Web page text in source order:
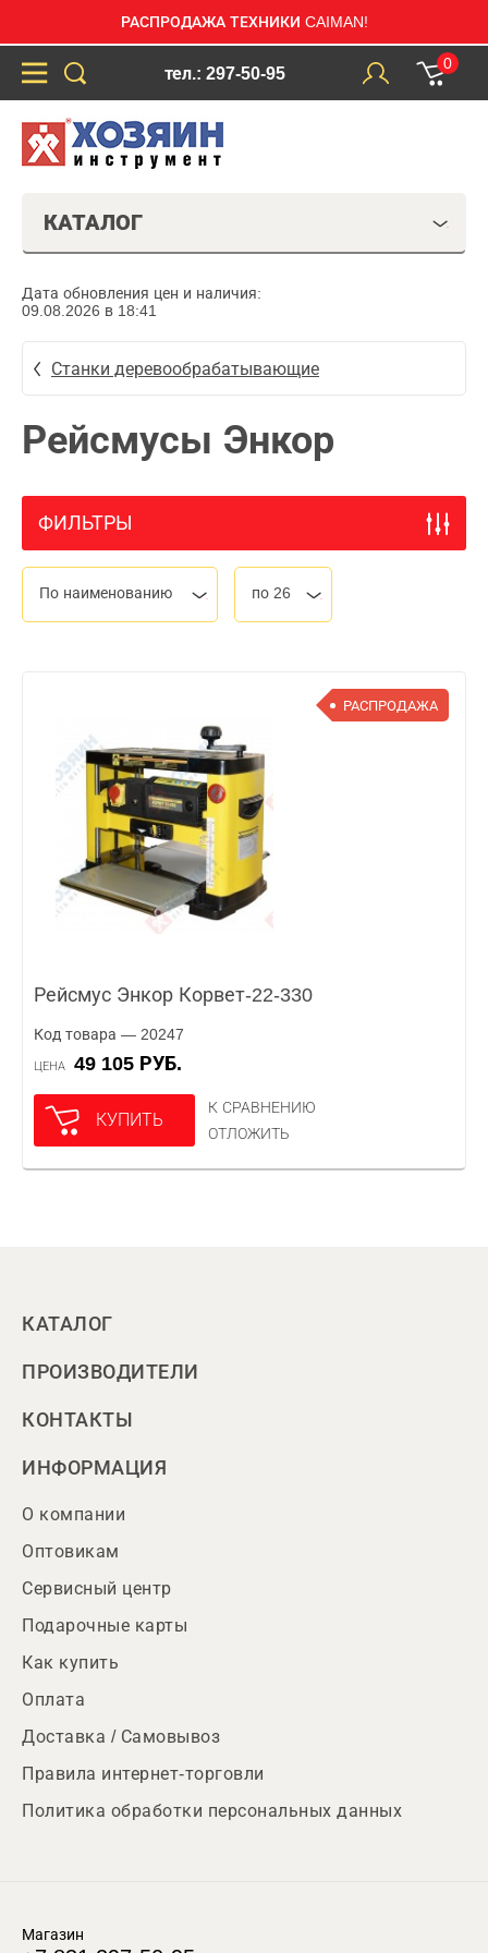
РАСПРОДАЖА ТЕХНИКИ CAIMAN!
тел.: 297-50-95
0
КАТАЛОГ
Дата обновления цен и наличия:
09.08.2026 в 18:41
Станки деревообрабатывающие
Рейсмусы Энкор
ФИЛЬТРЫ
По наименованию по 26
РАСПРОДАЖА
Рейсмус Энкор Корвет-22-330
Код товара — 20247
ЦЕНА 49 105 РУБ.
КУПИТЬ
К СРАВНЕНИЮ
ОТЛОЖИТЬ
КАТАЛОГ
ПРОИЗВОДИТЕЛИ
КОНТАКТЫ
ИНФОРМАЦИЯ
О компании
Оптовикам
Сервисный центр
Подарочные карты
Как купить
Оплата
Доставка / Самовывоз
Правила интернет-торговли
Политика обработки персональных данных
Магазин